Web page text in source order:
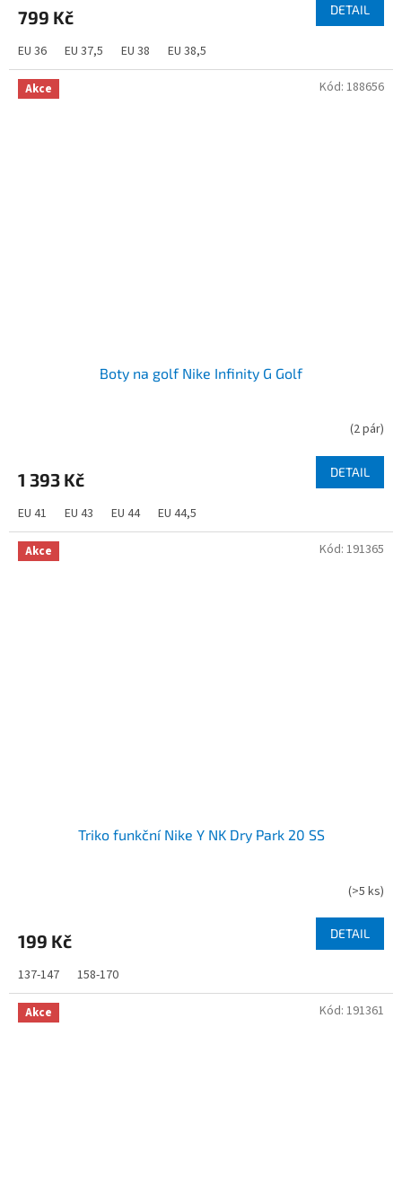
je
z
5
hvězdiček.
799 Kč DETAIL
EU 36 EU 37,5 EU 38 EU 38,5
Akce
Boty na golf Nike Infinity G Golf
(2 pár)
1 393 Kč DETAIL
EU 41 EU 43 EU 44 EU 44,5
Kód: 188656
Akce
Triko funkční Nike Y NK Dry Park 20 SS
(>5 ks)
199 Kč DETAIL
137-147 158-170
Kód: 191365
Akce Kód: 191361